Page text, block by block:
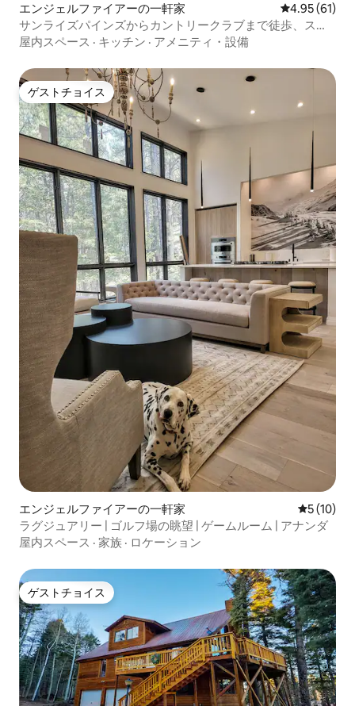
エンジェルファイアーの一軒家 レビュー61
4.95 (61)
サンライズパインズからカントリークラブまで徒歩、スキ
ー場から2マイル
屋内スペース · キッチン · アメニティ・設備
ゲストチョイス
ゲストチョイス
エンジェルファイアーの一軒家 レビュー
5 (10)
ラグジュアリー | ゴルフ場の眺望 | ゲームルーム | アナンダ
屋内スペース · 家族 · ロケーション
ゲストチョイス
ゲストチョイス